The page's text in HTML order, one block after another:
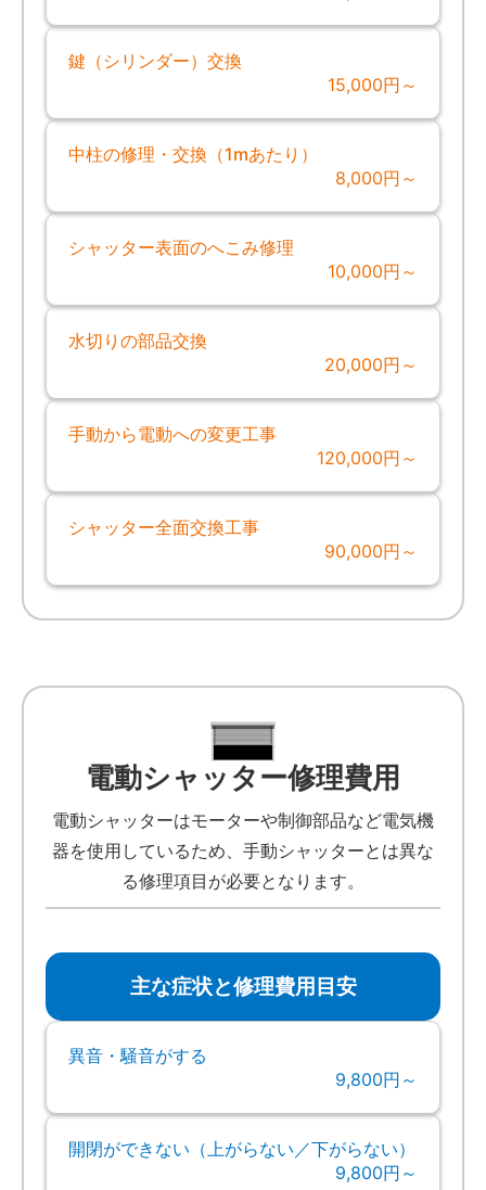
鍵（シリンダー）交換
15,000円～
中柱の修理・交換（1mあたり）
8,000円～
シャッター表面のへこみ修理
10,000円～
水切りの部品交換
20,000円～
手動から電動への変更工事
120,000円～
シャッター全面交換工事
90,000円～
電動シャッター修理費用
電動シャッターはモーターや制御部品など電気機
器を使用しているため、手動シャッターとは異な
る修理項目が必要となります。
主な症状と修理費用目安
異音・騒音がする
9,800円～
開閉ができない（上がらない／下がらない）
9,800円～